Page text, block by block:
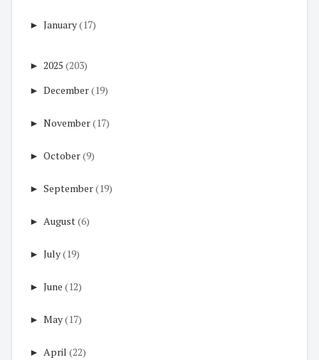
► January(17)
► 2025 (203)
► December(19)
► November(17)
► October(9)
► September(19)
► August(6)
► July(19)
► June (12)
► May(17)
► April (22)